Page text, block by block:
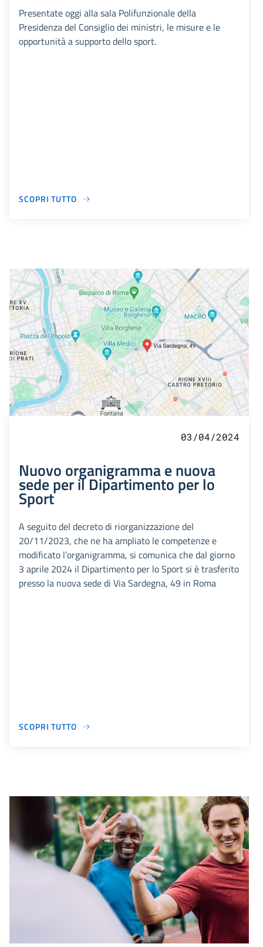
Presentate oggi alla sala Polifunzionale della
Presidenza del Consiglio dei ministri, le misure e le
opportunità a supporto dello sport.
SCOPRI TUTTO
03/04/2024
Nuovo organigramma e nuova
sede per il Dipartimento per lo
Sport
A seguito del decreto di riorganizzazione del
20/11/2023, che ne ha ampliato le competenze e
modificato l’organigramma, si comunica che dal giorno
3 aprile 2024 il Dipartimento per lo Sport si è trasferito
presso la nuova sede di Via Sardegna, 49 in Roma
SCOPRI TUTTO